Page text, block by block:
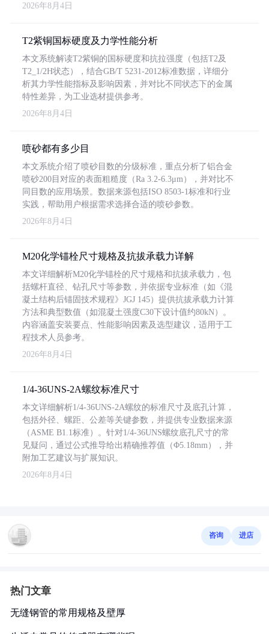
2026年8月4日
T2紫铜国标硬度及力学性能分析
本文系统解读T2紫铜的国标硬度和抗拉强度（包括T2及
T2_1/2H状态），结合GB/T 5231-2012标准数据，详细分
析其力学性能指标及影响因素，并对比不同状态下的金属
特性差异，为工业选材提供参考。
2026年8月4日
喷砂都有多少目
本文系统介绍了喷砂目数的分级标准，重点分析了铝合金
喷砂200目对应的表面粗糙度（Ra 3.2-6.3μm），并对比不
同目数的应用场景。数据来源包括ISO 8503-1标准和行业
实践，帮助用户根据需求选择合适的喷砂参数。
2026年8月4日
M20化学锚栓尺寸规格及抗拔承载力详解
本文详细解析M20化学锚栓的尺寸规格和抗拔承载力，包
括螺杆直径、钻孔尺寸等参数，并依据专业标准（如《混
凝土结构后锚固技术规程》JGJ 145）提供抗拔承载力计算
方法和典型数值（如混凝土强度C30下设计值约80kN）。
内容涵盖安装要点、性能影响因素及选型建议，适用于工
程技术人员参考。
2026年8月4日
1/4-36UNS-2A螺纹标准尺寸
本文详细解析1/4-36UNS-2A螺纹的标准尺寸及底孔计算，
包括外径、螺距、公差等关键参数，并提供专业数据来源
（ASME B1.1标准）。针对1/4-36UNS螺纹底孔尺寸的常
见疑问，通过公式推导给出精确推荐值（Φ5.18mm），并
附加工艺建议与扩展知识。
2026年8月4日
咨询 进店
热门文章
无缝钢管的常用规格及壁厚